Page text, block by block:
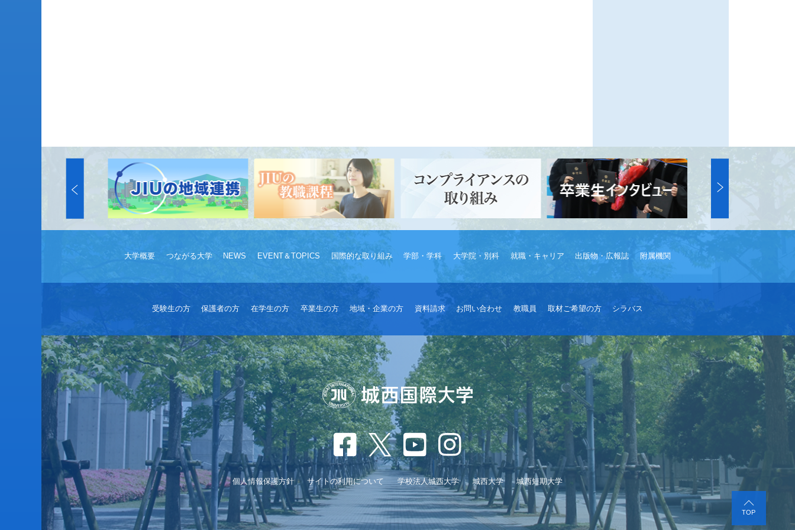
TOP
大学概要 つながる大学 NEWS EVENT＆TOPICS 国際的な取り組み 学部・学科 大学院・別科 就職・キャリア 出版物・広報誌 附属機関
受験生の方 保護者の方 在学生の方 卒業生の方 地域・企業の方 資料請求 お問い合わせ 教職員 取材ご希望の方 シラバス
個人情報保護方針 サイトの利用について 学校法人城西大学 城西大学 城西短期大学